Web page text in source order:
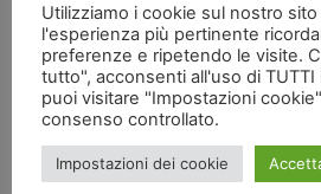
Utilizziamo i cookie sul nostro
l'esperienza più pertinente
preferenze e ripetendo le visite.
tutto", acconsenti all'uso di TUTTI
puoi visitare "Impostazioni
consenso controllato.
Impostazioni dei cookie